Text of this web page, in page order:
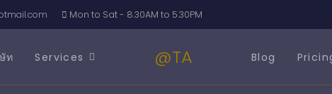
Mon to Sat - 8.30AM to 5.30PM
ท Services @TA Blog